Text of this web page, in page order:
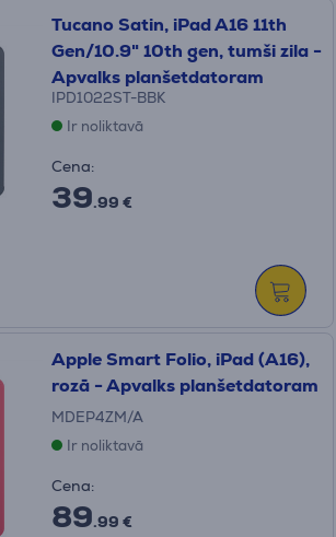
Tucano Satin, iPad A16 11th
Gen/10.9" 10th gen, tumši zila -
Apvalks planšetdatoram
IPD1022ST-BBK
Ir noliktavā
Cena:
39.99 €
Apple Smart Folio, iPad (A16),
rozā - Apvalks planšetdatoram
MDEP4ZM/A
Ir noliktavā
Cena:
89.99 €